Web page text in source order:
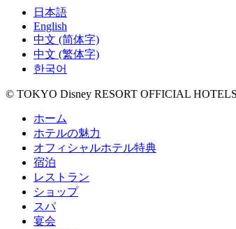
日本語
English
中文 (简体字)
中文 (繁体字)
한국어
© TOKYO Disney RESORT OFFICIAL
ホーム
ホテルの魅力
オフィシャルホテル特典
宿泊
レストラン
ショップ
スパ
宴会